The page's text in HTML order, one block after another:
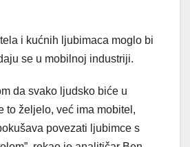
i kućnih ljubimaca moglo bi
se u mobilnoj industriji.
da svako ljudsko biće u
to željelo, već ima mobitel,
povezati ljubimce s